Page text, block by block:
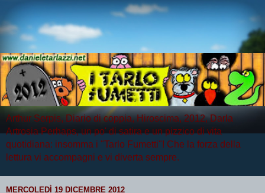
Arthur Serpis, Diario di coppia, Hiroscima, 2012, Darla
Artrosia Perhaps, un po' di satira e un pizzico di vita
quotidiana: insomma i "Tarlo Fumetti"! Che la forza della
lettura vi accompagni e vi diverta sempre.
MERCOLEDÌ 19 DICEMBRE 2012